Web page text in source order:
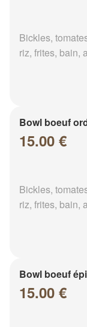
Bickles,
riz, frites, bain,
Bowl boeuf
15.00 €
Bickles,
riz, frites, bain,
Bowl boeuf
15.00 €